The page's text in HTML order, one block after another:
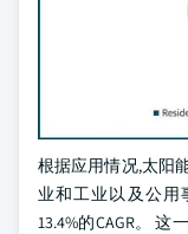
根据应用情况,太阳
业和工业以及公用
13.4%的CAGR。